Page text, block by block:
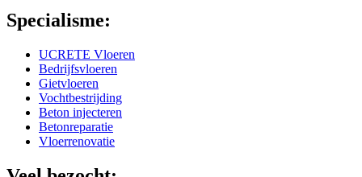
Specialisme:
UCRETE Vloeren
Bedrijfsvloeren
Gietvloeren
Vochtbestrijding
Beton injecteren
Betonreparatie
Vloerrenovatie